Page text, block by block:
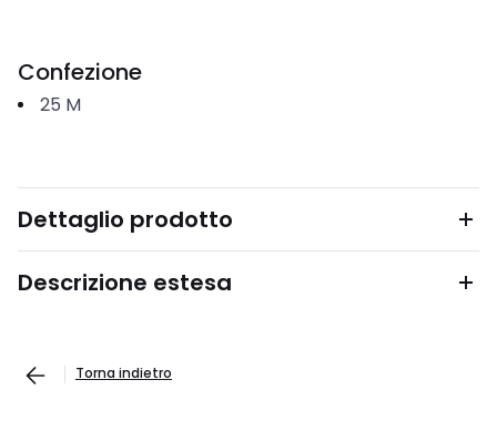
Confezione
25 M
Dettaglio prodotto
Descrizione estesa
Torna indietro